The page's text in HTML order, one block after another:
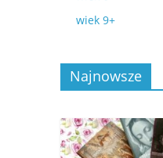
wiek 9+
Najnowsze